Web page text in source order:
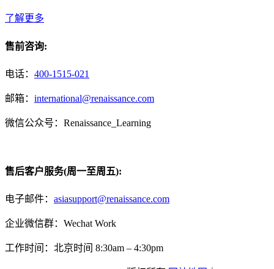
了解更多
售前咨询:
电话： 400-1515-021
邮箱： international@renaissance.com
微信公众号：Renaissance_Learning
售后客户服务(周一至周五):
电子邮件： asiasupport@renaissance.com
企业微信群：Wechat Work
工作时间：北京时间 8:30am – 4:30pm